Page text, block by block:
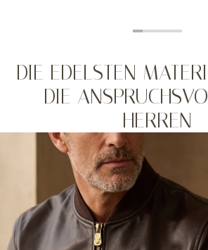
DIE EDELSTEN
DIE
HERREN